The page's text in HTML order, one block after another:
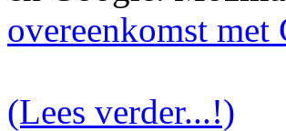
overeenkomst
(Lees verder...!)